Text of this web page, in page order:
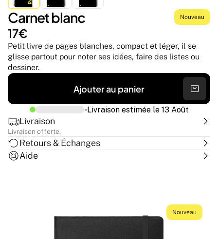
Carnet blanc
17€
Nouveau
Petit livre de pages blanches, compact et léger, il se
glisse partout pour noter ses idées, faire des listes ou
dessiner.
Ajouter au panier
-Livraison estimée le 13 Août
Livraison
Livraison offerte.
Retours & Échanges
Aide
Nouveau